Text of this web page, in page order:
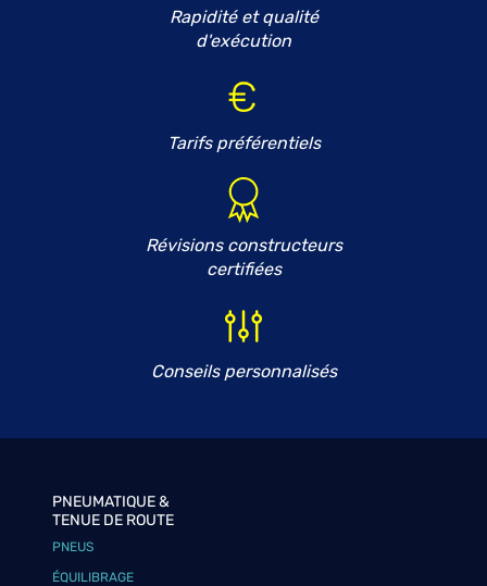
Rapidité et qualité
d'exécution
Tarifs préférentiels
Révisions constructeurs
certifiées
Conseils personnalisés
PNEUMATIQUE &
TENUE DE ROUTE
PNEUS
ÉQUILIBRAGE